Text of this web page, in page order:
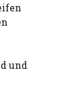
und